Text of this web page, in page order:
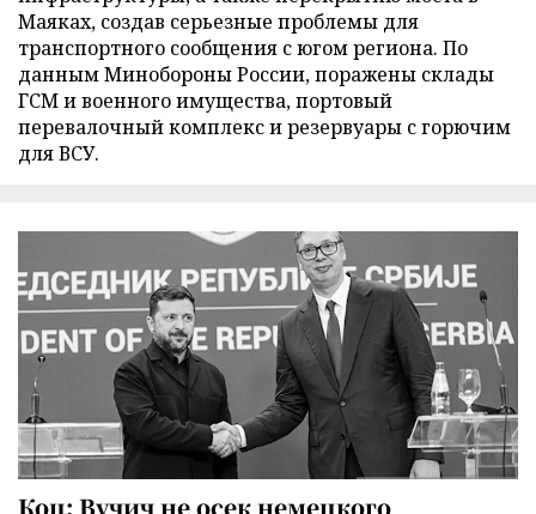
Маяках, создав серьезные проблемы для
транспортного сообщения с югом региона. По
данным Минобороны России, поражены склады
ГСМ и военного имущества, портовый
перевалочный комплекс и резервуары с горючим
для ВСУ.
Коц: Вучич не осек немецкого